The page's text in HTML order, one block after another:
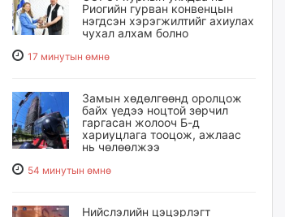
Риогийн гурван конвенцын
нэгдсэн хэрэгжилтийг ахиулах
чухал алхам болно
17 минутын өмнө
Замын хөдөлгөөнд оролцож
байх үедээ ноцтой зөрчил
гаргасан жолооч Б-д
хариуцлага тооцож, ажлаас
нь чөлөөлжээ
54 минутын өмнө
Нийслэлийн цэцэрлэгт